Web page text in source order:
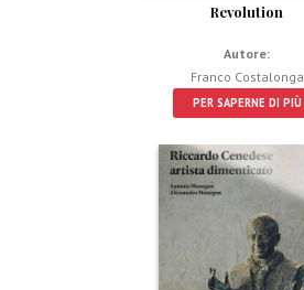
Revolution
Autore:
Franco Costalonga
PER SAPERNE DI PIÙ